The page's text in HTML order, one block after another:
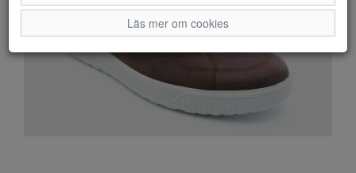
Läs mer om cookies